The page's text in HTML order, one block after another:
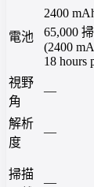
電池
2400
65,000
(2400
18 hours
視野
角
—
解析
度
—
掃描
—